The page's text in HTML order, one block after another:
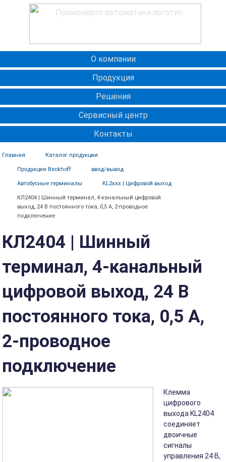
О компании
Продукция
Решения
Сервисный центр
Контакты
Главная Каталог продукции
Продукция Beckhoff ввод/вывод
Автобусные терминалы KL2xxx | Цифровой выход
КЛ2404 | Шинный терминал, 4-канальный цифровой
выход, 24 В постоянного тока, 0,5 А, 2-проводное
подключение
КЛ2404 | Шинный
терминал, 4-канальный
цифровой выход, 24 В
постоянного тока, 0,5 А,
2-проводное
подключение
Клемма
цифрового
выхода KL2404
соединяет
двоичные
сигналы
управления 24 В,